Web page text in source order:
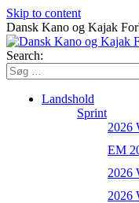
Skip to content
Dansk Kano og Kajak
Search:
Landshold
Sprint
2026
EM
2026
2026